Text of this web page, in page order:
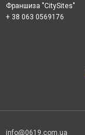
Франшиза "CitySites"
+ 38 063 0569176
info@0619.com.ua